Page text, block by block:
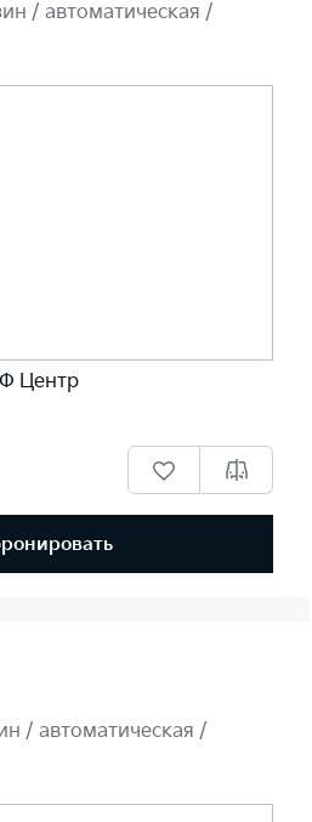
/ автоматическая /
Центр
/ автоматическая /